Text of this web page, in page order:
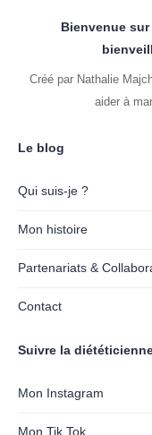
Bienvenue
Créé par Nathalie
aider à
Le blog
Qui suis-je ?
Mon histoire
Partenariats &
Contact
Suivre la
Mon Instagram
Mon Tik Tok